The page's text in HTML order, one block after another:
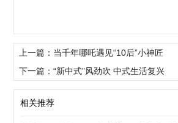
上一篇：当千年哪吒遇见“10后”小神匠
下一篇：“新中式”风劲吹 中式生活复兴
相关推荐